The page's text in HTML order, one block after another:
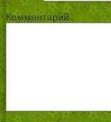
Комментарий